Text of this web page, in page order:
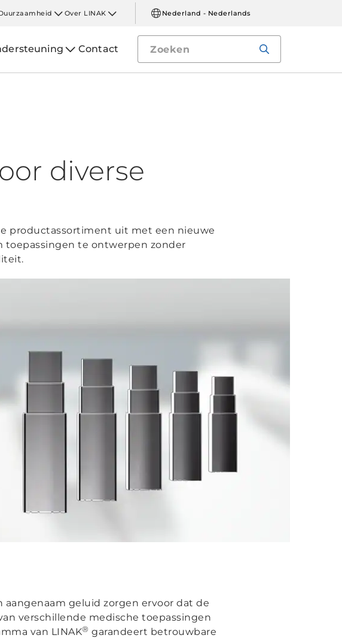
Over LINAK Nederland - Nederlands
Contact
diverse
productassortiment uit met een nieuwe
toepassingen te ontwerpen zonder
geluid zorgen ervoor dat de
verschillende medische toepassingen
van LINAK® garandeert betrouwbare